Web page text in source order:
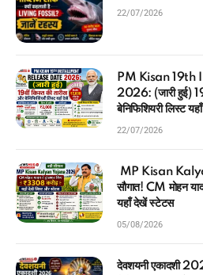
22/07/2026
PM Kisan 19th
2026: (जारी हुई)
बेनिफिशियरी लिस्ट
22/07/2026
MP Kisan
सौगात! CM मोहन
यहाँ देखें स्टेटस
05/08/2026
देवशयनी एकादशी